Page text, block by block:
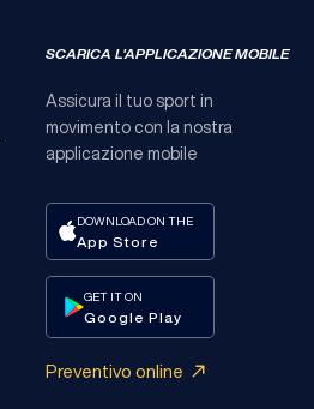
SCARICA L'APPLICAZIONE MOBILE
Assicura il tuo sport in
movimento con la nostra
applicazione mobile​
DOWNLOAD ON THE
App Store
GET IT ON
Google Play
Preventivo online